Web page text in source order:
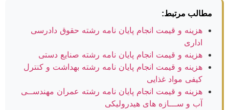
مطالب مرتبط:
هزینه و قیمت انجام پایان نامه رشته حقوق دادرسی
اداری
هزینه و قیمت انجام پایان نامه رشته صنایع دستی
هزینه و قیمت انجام پایان نامه رشته بهداشت و کنترل
کیفی مواد غذایی
هزینه و قیمت انجام پایان نامه رشته عمران مهندســی
آب و ســـازه های هیدرولیکی